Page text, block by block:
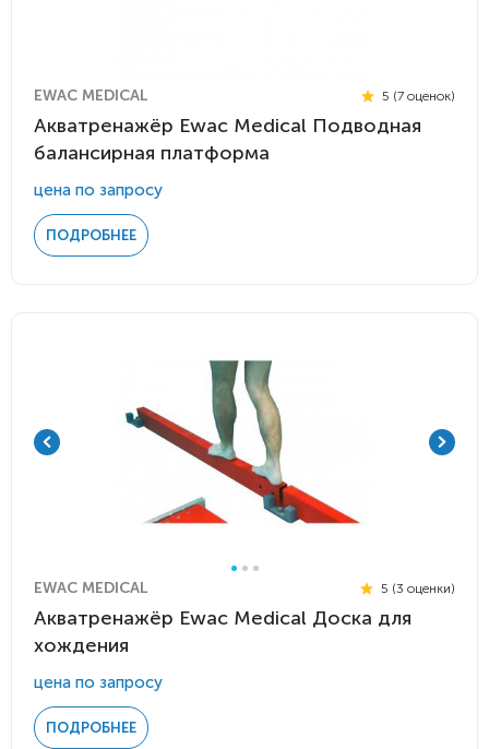
EWAC MEDICAL 5 (7 оценок)
Акватренажёр Ewac Medical Подводная
балансирная платформа
цена по запросу
ПОДРОБНЕЕ
EWAC MEDICAL 5 (3 оценки)
Акватренажёр Ewac Medical Доска для
хождения
цена по запросу
ПОДРОБНЕЕ